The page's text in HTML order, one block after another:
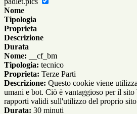
Nome
Tipologia
Proprieta
Descrizione
Durata
Nome: __cf_bm
Tipologia: tecnico
Proprieta: Terze Parti
Descrizione: Questo cookie viene
umani e bot. Ciò è vantaggioso per il
rapporti validi sull'utilizzo del proprio
Durata: 30 minuti